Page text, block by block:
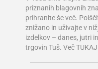
priznanih blagovnih
prihranite še več.
znižano in uživajte v
izdelkov – danes, jutri
trgovin Tuš. Več TUKAJ.